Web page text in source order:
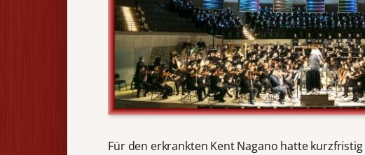
Für den erkrankten Kent Nagano hatte kurzfristig